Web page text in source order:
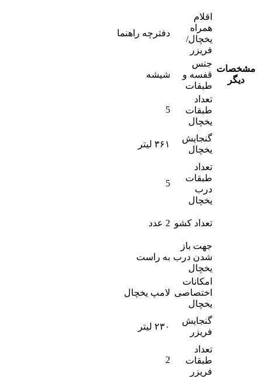
مشخصات
دیگر
اقلام
همراه
یخچال/
فریزر
دفترچه راهنما
جنس
قفسه و
طبقات
شیشه
تعداد
طبقات
یخچال
5
گنجایش
یخچال
۳۶۱ لیتر
تعداد
طبقات
درب
یخچال
5
تعداد کشو 2 عدد
جهت باز
شدن درب
یخچال
به راست
امکانات
اختصاصی
یخچال
لامپ یخچال
گنجایش
فریزر
۲۳۰ لیتر
تعداد
طبقات
فریزر
2